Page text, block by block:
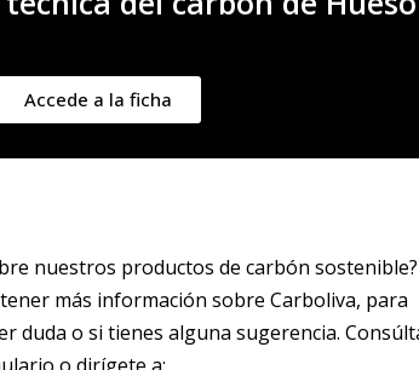
Accede a la ficha
nuestros productos de carbón sostenible?
más información sobre Carboliva, para
duda o si tienes alguna sugerencia.